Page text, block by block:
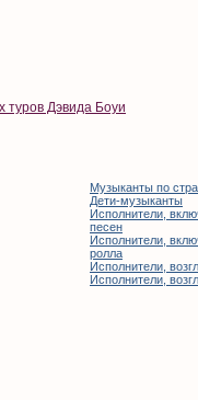
туров Дэвида Боуи
Музыканты по
Дети-музыканты
Исполнители,
песен
Исполнители,
ролла
Исполнители,
Исполнители,